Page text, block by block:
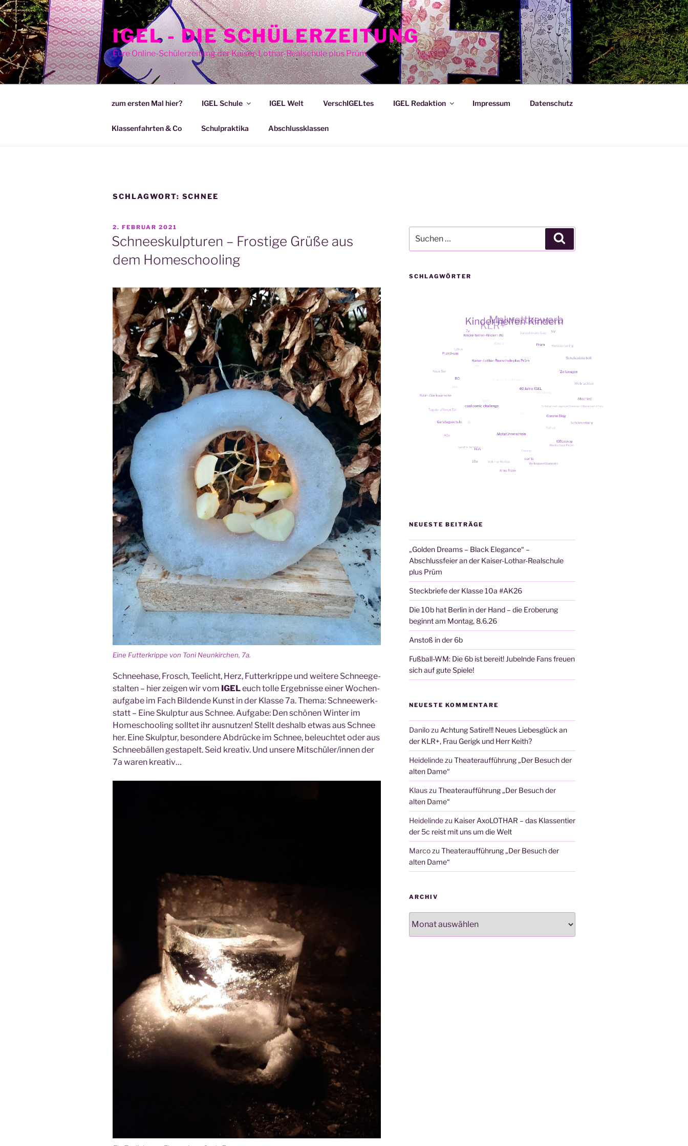
Zum
Inhalt
springen
IGEL - DIE SCHÜLERZEITUNG
Eure Online-Schülerzeitung der Kaiser-Lothar-Realschule plus Prüm
zum ersten Mal hier? IGEL Schule IGEL Welt VerschIGELtes IGEL Redaktion Impressum Datenschutz
Klassenfahrten & Co Schulpraktika Abschlussklassen
SCHLAGWORT: SCHNEE
VERÖFFENTLICHT
AM
2. FEBRUAR 2021
Schneeskulpturen – Frostige Grüße aus
dem Homeschooling
Eine Fut­ter­krip­pe von Toni Neun­kir­chen, 7a.
Schnee­ha­se, Frosch, Tee­licht, Herz, Fut­ter­krip­pe und wei­te­re Schnee­ge­
stal­ten – hier zei­gen wir vom IGELeuch tol­le Ergeb­nis­se einer Wochen­
auf­ga­be im Fach Bil­den­de Kunst in der Klas­se 7a. The­ma: Schnee­werk­
statt – Eine Skulp­tur aus Schnee. Auf­ga­be: Den schö­nen Win­ter im
Home­schoo­ling soll­tet ihr aus­nut­zen! Stellt des­halb etwas aus Schnee
her. Eine Skulp­tur, beson­de­re Abdrü­cke im Schnee, beleuch­tet oder aus
Schnee­bäl­len gesta­pelt. Seid krea­tiv. Und unse­re Mitschüler/innen der
7a waren kreativ…
nach:
SCHLAGWÖRTER
NEUESTE BEITRÄGE
„Golden Dreams – Black Elegance“ –
Abschlussfeier an der Kaiser-Lothar-Realschule
plus Prüm
Steckbriefe der Klasse 10a #AK26
Die 10b hat Berlin in der Hand – die Eroberung
beginnt am Montag, 8.6.26
Anstoß in der 6b
Fußball-WM: Die 6b ist bereit! Jubelnde Fans freuen
sich auf gute Spiele!
NEUESTE KOMMENTARE
Danilozu Achtung Satire!!! Neues Liebesglück an
der KLR+, Frau Gerigk und Herr Keith?
Heidelindezu Theateraufführung „Der Besuch der
alten Dame“
Klauszu Theateraufführung „Der Besuch der
alten Dame“
Heidelindezu Kaiser AxoLOTHAR – das Klassentier
der 5c reist mit uns um die Welt
Marcozu Theateraufführung „Der Besuch der
alten Dame“
ARCHIV